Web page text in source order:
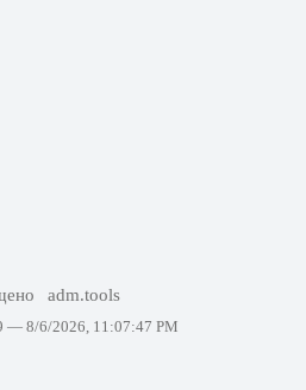
adm.tools
— 8/6/2026, 11:07:47 PM